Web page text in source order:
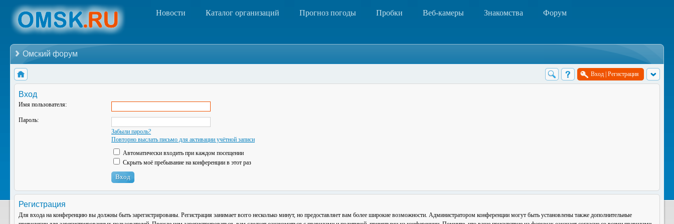
Новости Каталог организаций Прогноз погоды Пробки Веб-камеры Знакомства Форум
Омский форум
Вход Регистрация
Вход
Имя пользователя:
Пароль:
Забыли пароль?
Повторно выслать письмо для активации учётной записи
Автоматически входить при каждом посещении
Скрыть моё пребывание на конференции в этот раз
Регистрация
Для входа на конференцию вы должны быть зарегистрированы. Регистрация занимает всего несколько минут, но предоставляет вам более широкие возможности. Администратором конференции могут быть установлены также дополнительные